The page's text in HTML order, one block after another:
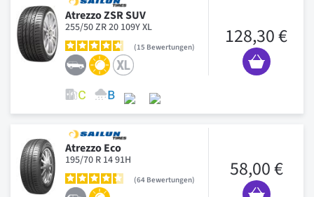
Atrezzo ZSR SUV
255/50 ZR 20 109Y XL
15 Bewertungen 128,30 €
Atrezzo Eco
195/70 R 14 91H
64 Bewertungen 58,00 €